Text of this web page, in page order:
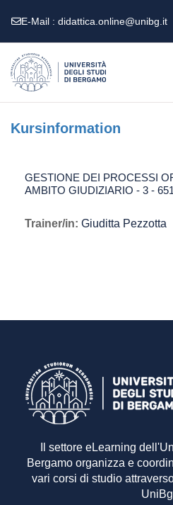
E-Mail : didattica.online@unibg.it
Kursinformation
GESTIONE DEI PROCESSI
AMBITO GIUDIZIARIO - 3 -
Trainer/in: Giuditta Pezzotta
Il settore eLearning
Bergamo organizza e
vari corsi di studio